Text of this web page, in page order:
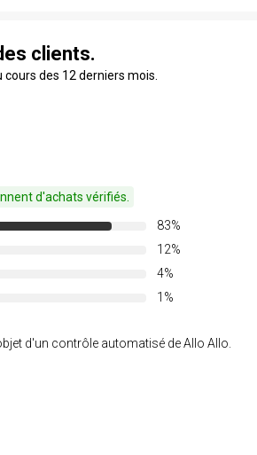
clients.
cours des 12 derniers mois.
d'achats vérifiés.
83%
12%
4%
1%
d'un contrôle automatisé de Allo Allo.